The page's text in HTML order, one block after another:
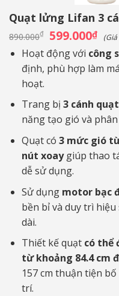
Quạt lửng Lifan 3
890.000₫ Giá
gốc
là:
890.000₫.
599.000₫Giá
hiện
tại
là:
Hoạt động với công
định, phù hợp làm
hoạt.
Trang bị 3 cánh quạt
năng tạo gió và
Quạt có 3 mức gió
nút xoaygiúp thao
dễ sử dụng.
Sử dụng motor bạc
bền bỉ và duy trì
dài.
Thiết kế quạt có thể
từ khoảng 84.4 cm
157 cm thuận tiện
trí.